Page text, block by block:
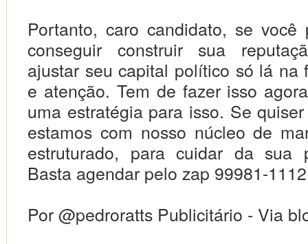
Portanto, caro candidato, se você
conseguir construir sua
ajustar seu capital político só lá na
e atenção. Tem de fazer isso
uma estratégia para isso. Se
estamos com nosso núcleo de
estruturado, para cuidar da sua
Basta agendar pelo zap 99981-
Por @pedroratts Publicitário - Via